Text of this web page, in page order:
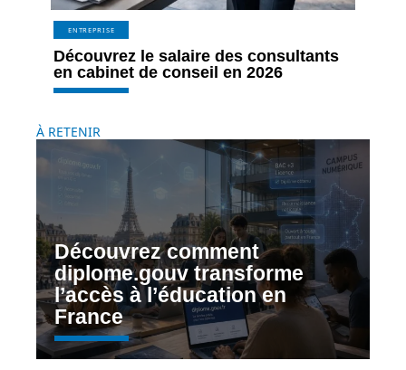
ENTREPRISE
Découvrez le salaire des consultants
en cabinet de conseil en 2026
À RETENIR
Découvrez comment
diplome.gouv transforme
l’accès à l’éducation en
France